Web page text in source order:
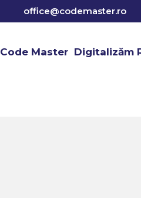
office@codemaster.ro
Code Master Digitalizăm